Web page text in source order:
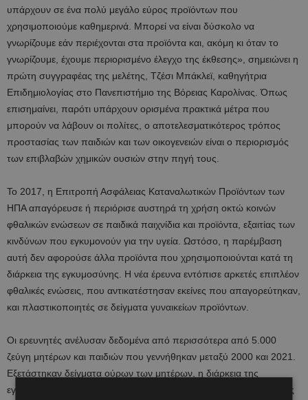
υπάρχουν σε ένα πολύ μεγάλο εύρος προϊόντων που
χρησιμοποιούμε καθημερινά. Μπορεί να είναι δύσκολο να
γνωρίζουμε εάν περιέχονται στα προϊόντα και, ακόμη κι όταν το
γνωρίζουμε, έχουμε περιορισμένο έλεγχο της έκθεσης», σημειώνει η
πρώτη συγγραφέας της μελέτης, Τζέσι Μπάκλεϊ, καθηγήτρια
Επιδημιολογίας στο Πανεπιστήμιο της Βόρειας Καρολίνας. Όπως
επισημαίνει, παρότι υπάρχουν ορισμένα πρακτικά μέτρα που
μπορούν να λάβουν οι πολίτες, ο αποτελεσματικότερος τρόπος
προστασίας των παιδιών και των οικογενειών είναι ο περιορισμός
των επιβλαβών χημικών ουσιών στην πηγή τους.
Το 2017, η Επιτροπή Ασφάλειας Καταναλωτικών Προϊόντων των
ΗΠΑ απαγόρευσε ή περιόρισε αυστηρά τη χρήση οκτώ κοινών
φθαλικών ενώσεων σε παιδικά παιχνίδια και προϊόντα, εξαιτίας των
κινδύνων που εγκυμονούν για την υγεία. Ωστόσο, η παρέμβαση
αυτή δεν αφορούσε άλλα προϊόντα που χρησιμοποιούνται κατά τη
διάρκεια της εγκυμοσύνης. Η νέα έρευνα εντόπισε αρκετές επιπλέον
φθαλικές ενώσεις, που αντικατέστησαν εκείνες που απαγορεύτηκαν,
και πλαστικοποιητές σε δείγματα γυναικείων προϊόντων.
Οι ερευνητές ανέλυσαν δεδομένα από περισσότερα από 5.000
ζεύγη μητέρων και παιδιών που γεννήθηκαν μεταξύ 2000 και 2021.
Εξετάστηκαν δείγματα ούρων των μητέρων, η διάρκεια της
εγκυμοσύνης και το βάρος γέννησης των νεογνών. Οι επιστήμονες